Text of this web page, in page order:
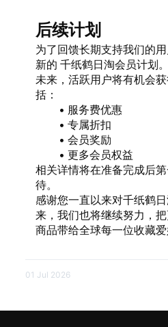
后续计划
为了回馈长期支持我们的
新的 千纸鹤日淘会员计划。
未来，活跃用户将有机会
括：
服务费优惠
专属折扣
会员奖励
更多会员权益
相关详情将在准备完成后
待。
感谢您一直以来对千纸鹤
来，我们也将继续努力，
商品带给全球每一位收藏爱
01 Jul 2026